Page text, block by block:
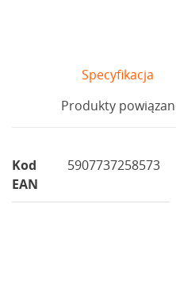
Specyfikacja
Produkty
Kod
EAN
5907737258573